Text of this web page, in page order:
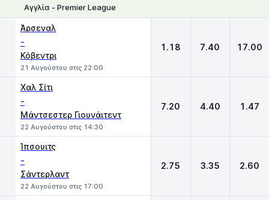
Αγγλία - Premier League
Άρσεναλ
-
Κόβεντρι
21 Αυγούστου στις 22:00
1.18 7.40 17.00
Χαλ Σίτι
-
Μάντσεστερ Γιουνάιτεντ
22 Αυγούστου στις 14:30
7.20 4.40 1.47
Ίπσουιτς
-
Σάντερλαντ
22 Αυγούστου στις 17:00
2.75 3.35 2.60